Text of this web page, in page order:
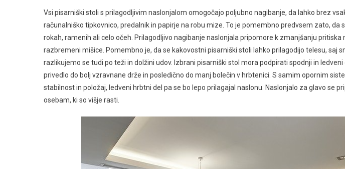
Vsi pisarniški stoli s prilagodljivim naslonjalom omogočajo poljubno nagibanje, da lahko brez
računalniško tipkovnico, predalnik in papirje na robu mize. To je pomembno predvsem zato, da
rokah, ramenih ali celo očeh. Prilagodljivo nagibanje naslonjala pripomore k zmanjšanju pritiska
razbremeni mišice. Pomembno je, da se kakovostni pisarniški stoli lahko prilagodijo telesu, saj
razlikujemo se tudi po teži in dolžini udov. Izbrani pisarniški stol mora podpirati spodnji in
privedlo do bolj vzravnane drže in posledično do manj bolečin v hrbtenici. S samim opornim
stabilnost in položaj, ledveni hrbtni del pa se bo lepo prilagajal naslonu. Naslonjalo za glavo se
osebam, ki so višje rasti.